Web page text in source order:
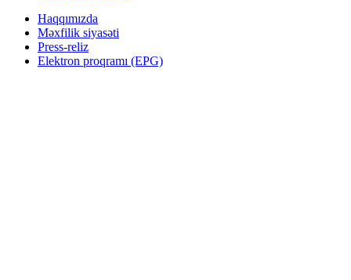
Haqqımızda
Məxfilik siyasəti
Press-reliz
Elektron proqramı (EPG)